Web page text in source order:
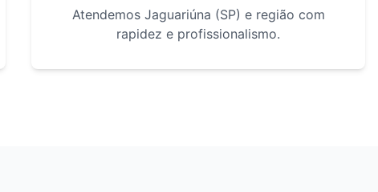
Atendemos Jaguariúna (SP) e região com
rapidez e profissionalismo.